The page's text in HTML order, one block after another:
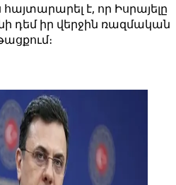
է, որ Իսրայելը
դեմ իր վերջին ռազմական